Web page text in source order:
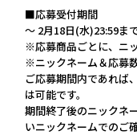
■応募受付期間
～ 2月18日(水)23:59ま
※応募商品ごとに、ニ
※ニックネーム＆応募
ご応募期間内であれば
は可能です。
期間終了後のニックネ
いニックネームでのご